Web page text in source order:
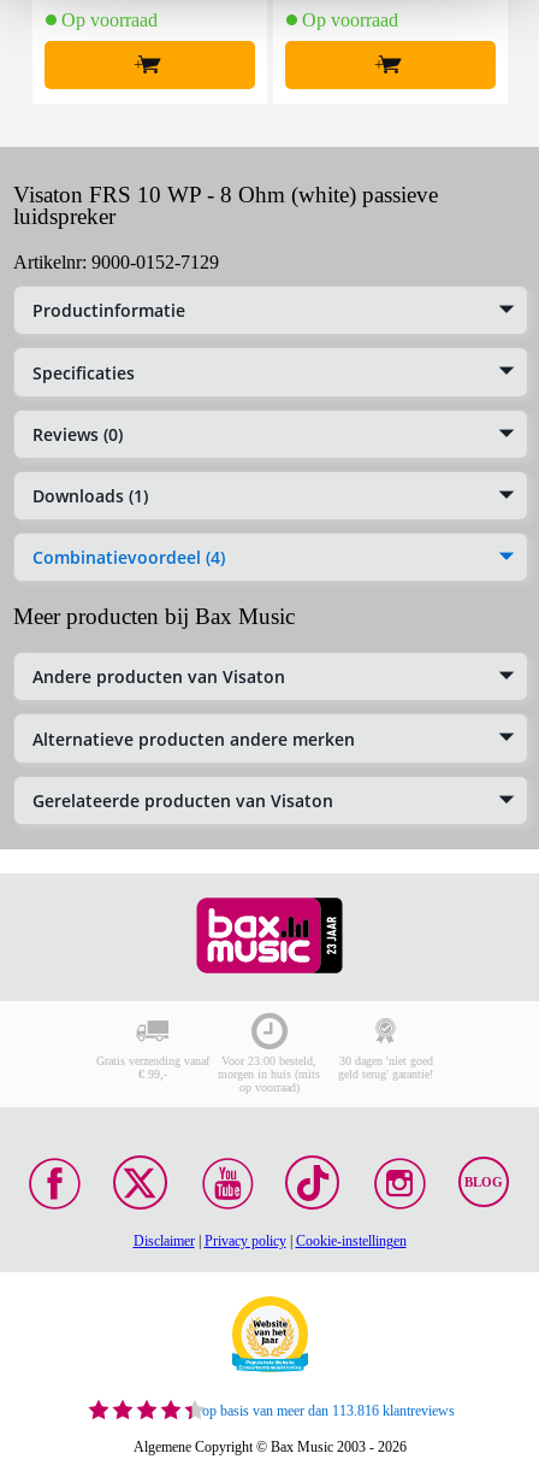
Op voorraad
+
Op voorraad
+
Visaton FRS 10 WP - 8 Ohm (white) passieve
luidspreker
Artikelnr: 9000-0152-7129
Productinformatie
Specificaties
Reviews (0)
Downloads (1)
Combinatievoordeel (4)
Meer producten bij Bax Music
Andere producten van Visaton
Alternatieve producten andere merken
Gerelateerde producten van Visaton
Gratis verzending vanaf
€ 99,-
Voor 23:00 besteld,
morgen in huis (mits
op voorraad)
30 dagen 'niet goed
geld terug' garantie!
BLOG
Disclaimer| Privacy policy| Cookie-instellingen
op basis van meer dan 113.816 klantreviews
Algemene Copyright © Bax Music 2003 - 2026